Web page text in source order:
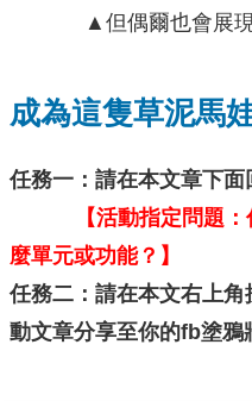
▲但偶爾也會展
成為這隻草泥馬
任務一：請在本文章下面
【活動指定問題
麼單元或功能？】
任務二：請在本文右上
動文章分享至你的fb塗鴉